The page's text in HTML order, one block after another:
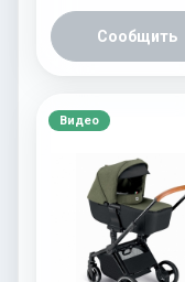
Сообщить
Видео